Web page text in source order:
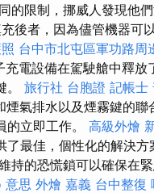
的限制，挪威人發現他
後者，因為儘管機器可
台中市北屯區軍功路周
電設備在駕駛艙中釋
。 旅行社 台胞證 記帳士
煙氣排水以及煙霧鍵的
立即工作。 高級外燴
最佳，個性化的解決方
持的恐慌鎖可以確保在
意思 外燴 嘉義 台中整復